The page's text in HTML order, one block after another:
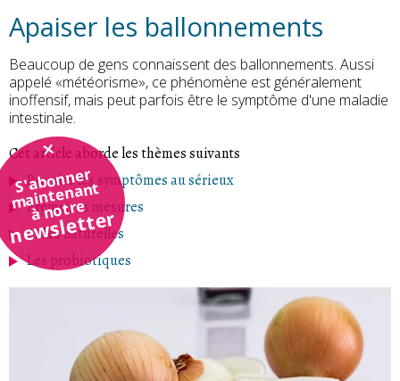
S'abonner
maintenant
à notre
newsletter
Apaiser les ballonnements
Beaucoup de gens connaissent des ballonnements. Aussi
appelé «météorisme», ce phénomène est généralement
inoffensif, mais peut parfois être le symptôme d'une maladie
intestinale.
Cet article aborde les thèmes suivants
Prendre les symptômes au sérieux
Premières mesures
Aides naturelles
Les probiotiques